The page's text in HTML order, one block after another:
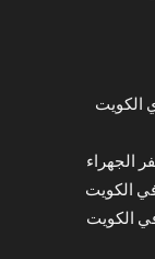
الكويت
الجهراء
الكويت
الكويت